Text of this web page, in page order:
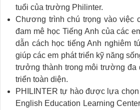
tuổi của trường Philinter.
Chương trình chú trọng vào việc
đam mê học Tiếng Anh của các
dẫn cách học tiếng Anh nghiêm
giúp các em phát triển kỹ năng
trưởng thành trong môi trường đa
triển toàn diện.
PHILINTER tự hào được lựa
English Education Learning